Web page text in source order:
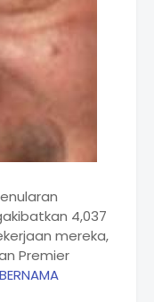
4,037
mereka,
Premier
BERNAMA